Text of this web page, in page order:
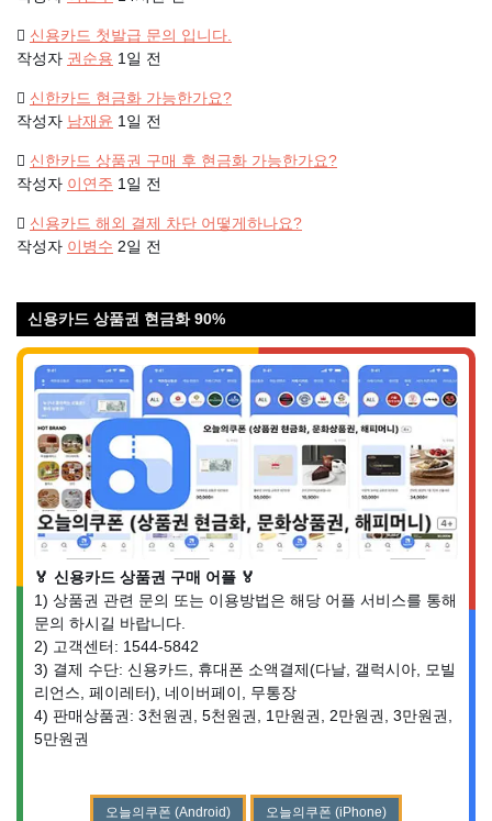
신용카드 첫발급 문의 입니다.
작성자 권순용 1일 전
신한카드 현금화 가능한가요?
작성자 남재윤 1일 전
신한카드 상품권 구매 후 현금화 가능한가요?
작성자 이연주 1일 전
신용카드 해외 결제 차단 어떻게하나요?
작성자 이병수 2일 전
신용카드 상품권 현금화 90%
🏅 신용카드 상품권 구매 어플 🏅
1) 상품권 관련 문의 또는 이용방법은 해당 어플 서비스를 통해
문의 하시길 바랍니다.
2) 고객센터: 1544-5842
3) 결제 수단: 신용카드, 휴대폰 소액결제(다날, 갤럭시아, 모빌
리언스, 페이레터), 네이버페이, 무통장
4) 판매상품권: 3천원권, 5천원권, 1만원권, 2만원권, 3만원권,
5만원권
오늘의쿠폰 (Android) 오늘의쿠폰 (iPhone)